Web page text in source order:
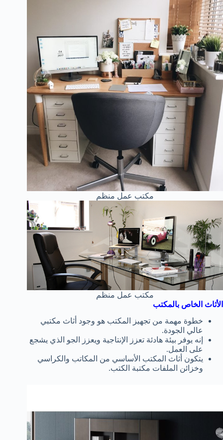
مكتب عمل منظم
مكتب عمل منظم
الأثاث الخاص بالمكتب
خطوة مهمة من تجهيز المكتب هو وجود أثاث مكتبي
عالي الجودة.
إنه يوفر بيئة هادئة تعزز الإنتاجية ويعزز الجو الذي يشجع
على العمل.
يتكون أثاث المكتب الأساسي من المكاتب والكراسي
وخزائن الملفات مكتبة الكتب.